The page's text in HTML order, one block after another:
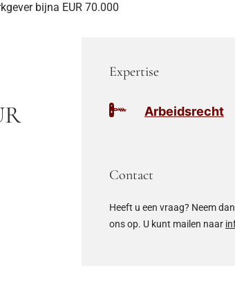
bijna EUR 70.000
Expertise
Arbeidsrecht
Contact
Heeft u een vraag? Neem
ons op. U kunt mailen naar